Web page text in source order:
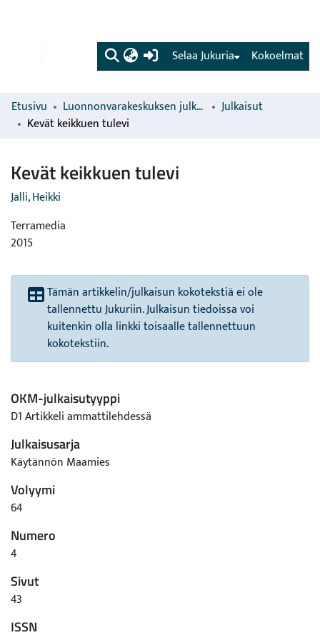
(current) Kokoelmat
Selaa Jukuria
Etusivu Luonnonvarakeskuksen julkaisut
Julkaisut
Kevät keikkuen tulevi
Kevät keikkuen tulevi
Jalli, Heikki
Terramedia
2015
Tämän artikkelin/julkaisun kokotekstiä ei ole
tallennettu Jukuriin. Julkaisun tiedoissa voi
kuitenkin olla linkki toisaalle tallennettuun
kokotekstiin.
OKM-julkaisutyyppi
D1 Artikkeli ammattilehdessä
Julkaisusarja
Käytännön Maamies
Volyymi
64
Numero
4
Sivut
43
ISSN